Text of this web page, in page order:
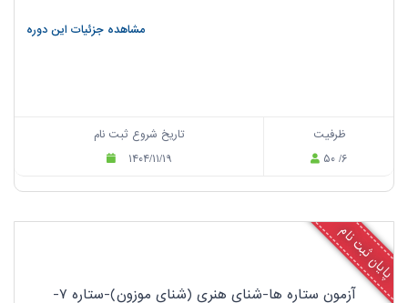
مشاهده جزئیات این دوره
تاریخ شروع ثبت نام
۱۴۰۴/۱۱/۱۹
ظرفیت
۵۰ /۶
پایان ثبت نام
آزمون ستاره ها-شنای هنری (شنای موزون)-ستاره ۷-